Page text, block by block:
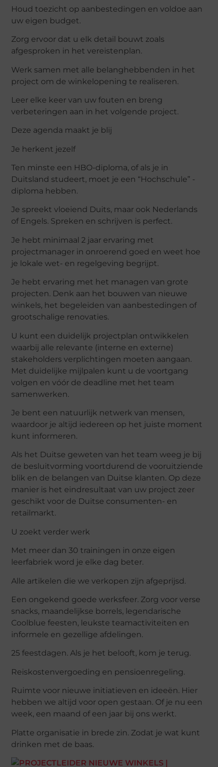
Houd toezicht op aanbestedingen en voldoe aan
uw eigen budget.
Zorg ervoor dat u elk detail bouwt zoals
afgesproken in het vereistenplan.
Werk samen met alle belanghebbenden in het
project om de winkelopening te realiseren.
Leer elke keer van uw fouten en breng
verbeteringen aan in het volgende project.
Deze agenda maakt je blij
Je herkent jezelf
Ten minste een HBO-diploma, of als je in
Duitsland studeert, moet je een “Hochschule” -
diploma hebben.
Je spreekt vloeiend Duits, maar ook Nederlands
of Engels. Spreken en schrijven is perfect.
Je hebt minimaal 2 jaar ervaring met
projectmanager in onroerend goed en weet hoe
je lokale wet- en regelgeving begrijpt.
Je hebt ervaring met het managen van grote
projecten. Denk aan het bouwen van nieuwe
winkels, het begeleiden van aanbestedingen of
grootschalige renovaties.
U kunt een duidelijk projectplan ontwikkelen
waarbij alle relevante (interne en externe)
stakeholders verplichtingen moeten aangaan.
Met duidelijke mijlpalen kunt u de voortgang
volgen en vóór de deadline met het team
samenwerken.
Je bent een natuurlijk netwerk van mensen,
waardoor je altijd iedereen op het juiste moment
kunt informeren.
Als het Duitse geweten van het team weeg je bij
de besluitvorming voortdurend de vooruitziende
blik en de belangen van Duitse klanten. Op deze
manier is het eindresultaat van uw project zeer
geschikt voor de Duitse consumenten- en
retailmarkt.
U zoekt verder werk
Met meer dan 30 trainingen in onze eigen
leerfabriek word je elke dag beter.
Alle artikelen die we verkopen zijn afgeprijsd.
Een ongekend goede werksfeer. Zorg voor verse
snacks, maandelijkse borrels, legendarische
Coolblue feesten, leukste teamactiviteiten en
informele en gezellige afdelingen.
25 feestdagen. Als je het belooft, kom je terug.
Reiskostenvergoeding en pensioenregeling.
Ruimte voor nieuwe initiatieven en ideeën. Hier
hebben we altijd voor open gestaan. Of je nu een
week, een maand of een jaar bij ons werkt.
Platte organisatie in brede zin. Zodat je wat kunt
drinken met de baas.